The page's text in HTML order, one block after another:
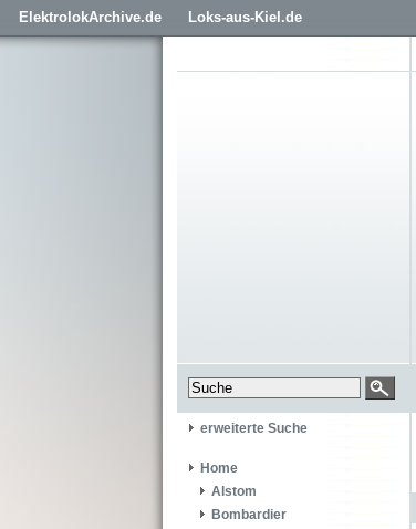
ElektrolokArchive.de Loks-aus-Kiel.de
erweiterte Suche
Home
Alstom
Bombardier